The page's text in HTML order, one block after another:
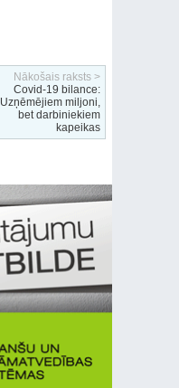
Nākošais raksts >
Covid-19 bilance:
Uzņēmējiem miljoni,
bet darbiniekiem
kapeikas